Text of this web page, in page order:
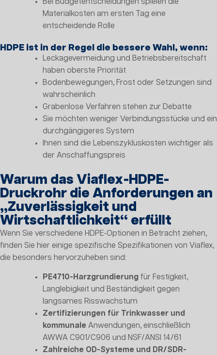
Bei Budgetentscheidungen spielen die
Materialkosten am ersten Tag eine
entscheidende Rolle
HDPE ist in der Regel die bessere Wahl, wenn:
Leckagevermeidung und Betriebsbereitschaft
haben oberste Priorität
Bodenbewegungen, Frost oder Setzungen sind
wahrscheinlich
Grabenlose Verfahren stehen zur Debatte
Sie möchten weniger Verbindungsstücke und ein
durchgängigeres System
Ihnen sind die Lebenszykluskosten wichtiger als
der Anschaffungspreis
Warum das Viaflex-HDPE-
Druckrohr die Anforderungen an
„Zuverlässigkeit und
Wirtschaftlichkeit“ erfüllt
Wenn Sie verschiedene HDPE-Optionen in Betracht ziehen,
finden Sie hier einige spezifische Spezifikationen von Viaflex,
die besonders hervorzuheben sind:
PE4710-Harzgrundierung für Festigkeit,
Langlebigkeit und Beständigkeit gegen
langsames Risswachstum
Zertifizierungen für Trinkwasser und
kommunale Anwendungen, einschließlich
AWWA C901/C906 und NSF/ANSI 14/61
Zahlreiche OD-Systeme und DR/SDR-